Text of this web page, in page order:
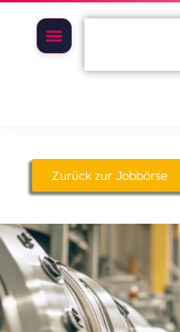
Zurück zur Jobbörse